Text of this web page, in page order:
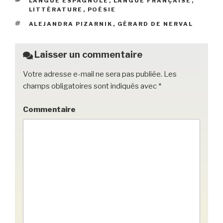
b
o
k
et er
LITTÉRATURE , POÉSIE
ÉTIQUETTES
ALEJANDRA PIZARNIK , GÉRARD DE NERVAL
Laisser un commentaire
Votre adresse e-mail ne sera pas publiée. Les
champs obligatoires sont indiqués avec *
Commentaire